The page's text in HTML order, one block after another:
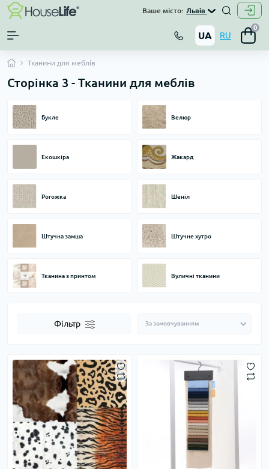
Ваше місто: Львів
UA RU
0
Тканини для меблів
Сторінка 3 - Тканини для меблів
Букле Велюр
Екошкіра Жакард
Рогожка Шеніл
Штучна замша Штучне хутро
Тканина з принтом Вуличні тканини
Фільтр